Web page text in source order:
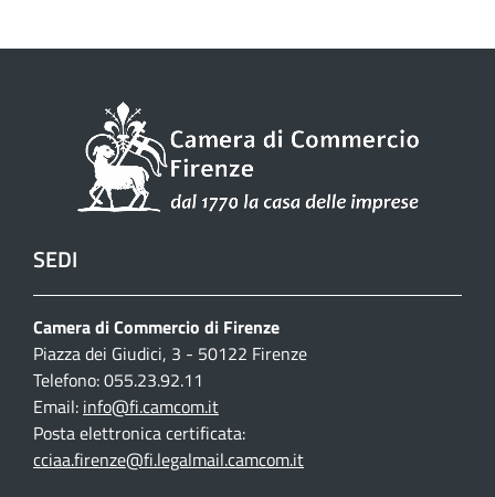
SEDI
Camera di Commercio di Firenze
Piazza dei Giudici, 3 - 50122 Firenze
Telefono: 055.23.92.11
Email: info@fi.camcom.it
Posta elettronica certificata:
cciaa.firenze@fi.legalmail.camcom.it